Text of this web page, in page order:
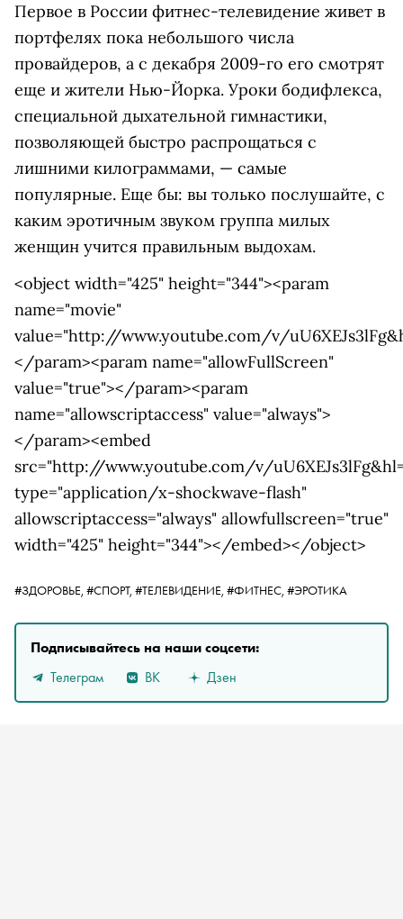
Первое в России фитнес-телевидение живет в
портфелях пока небольшого числа
провайдеров, а с декабря 2009-го его смотрят
еще и жители Нью-Йорка. Уроки бодифлекса,
специальной дыхательной гимнастики,
позволяющей быстро распрощаться с
лишними килограммами, — самые
популярные. Еще бы: вы только послушайте, с
каким эротичным звуком группа милых
женщин учится правильным выдохам.
<object width="425" height="344"><param
name="movie"
value="http://www.youtube.com/v/
</param><param name="allowFullScreen"
value="true"></param><param
name="allowscriptaccess" value="always">
</param><embed
src="http://www.youtube.com/v/
type="application/x-shockwave-flash"
allowscriptaccess="always" allowfullscreen="true"
width="425" height="344"></embed></object>
#ЗДОРОВЬЕ, #СПОРТ, #ТЕЛЕВИДЕНИЕ, #ФИТНЕС, #ЭРОТИКА
Подписывайтесь на наши соцсети:
Телеграм
ВК Дзен